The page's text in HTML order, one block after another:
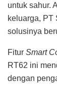
untuk sahur.
keluarga, PT
solusinya
Fitur Smart
RT62 ini
dengan